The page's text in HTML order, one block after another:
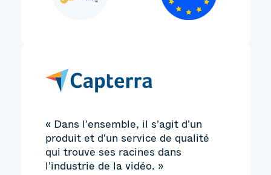
« Dans l'ensemble, il s'agit d'un
produit et d'un service de qualité
qui trouve ses racines dans
l'industrie de la vidéo. »